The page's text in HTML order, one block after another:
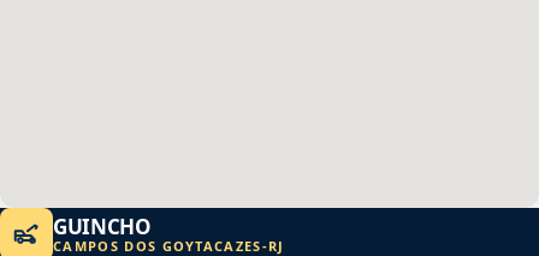
GUINCHO
CAMPOS DOS GOYTACAZES-RJ